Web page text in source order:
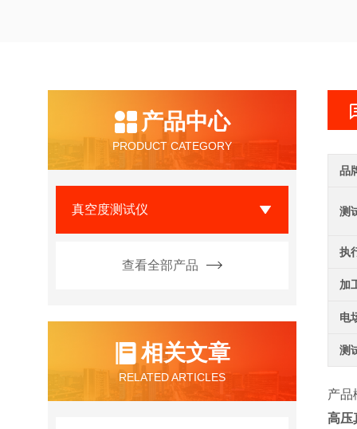
产品中心
PRODUCT CATEGORY
真空度测试仪
查看全部产品
相关文章
RELATED ARTICLES
品
测
执
加
电
测
产品
高压